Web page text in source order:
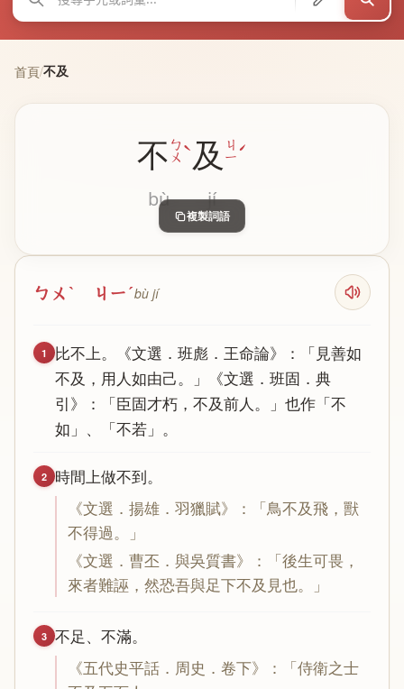
首頁/不及
不 ㄅ
ㄨˋ
bù
及 ㄐ
ㄧˊ
jí
複製詞語
ㄅㄨˋ ㄐㄧˊbù jí
1 比不上。《文選 ． 班彪 ． 王命論》：「見善如
不及 ， 用人如由己。」《文選 ． 班固 ． 典
引》：「臣固才朽 ， 不及前人。」 也作 「不
如 」、「不若 」。
2 時間上做不到。
《文選 ． 揚雄 ． 羽獵賦》：「鳥不及飛 ， 獸
不得過。」
《文選 ． 曹丕 ． 與吳質書》：「後生可畏 ，
來者難誣 ， 然恐吾與足下不及 見也。」
3 不足、 不滿。
《五代史平話 ． 周史 ． 卷下》：「侍衛之士